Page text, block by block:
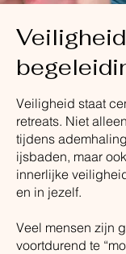
Veiligheid staat
retreats. Niet
tijdens
ijsbaden, maar
innerlijke
en in jezelf.
Veel mensen zijn
voortdurend te